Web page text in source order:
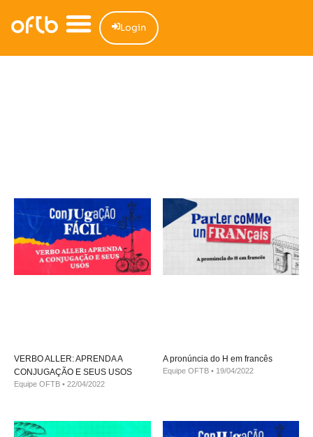
Login
VERBO ALLER: APRENDA A
CONJUGAÇÃO E SEUS USOS
Equipe OFTB 22/04/2022
A pronúncia do H em francês
Equipe OFTB 19/04/2022